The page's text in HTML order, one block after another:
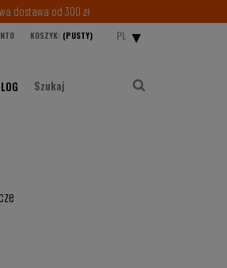
dostawa od 300 zł
KOSZYK: (PUSTY) PL